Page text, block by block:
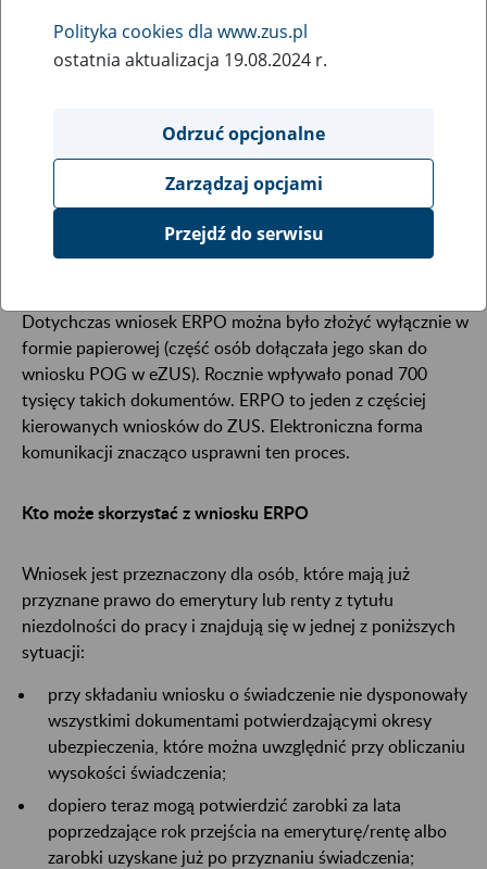
17
marca
2026
Od 13 marca 2026 r. udostępniamy w portalu eZUS
elektroniczną wersję wniosku ERPO, czyli wniosku
o ponowne obliczenie świadczenia emerytalno-
rentowego. To ważna zmiana dla setek tysięcy
emerytów i rencistów.
Dotychczas wniosek ERPO można było złożyć wyłącznie w
formie papierowej (część osób dołączała jego skan do
wniosku POG w eZUS). Rocznie wpływało ponad 700
tysięcy takich dokumentów. ERPO to jeden z częściej
kierowanych wniosków do ZUS. Elektroniczna forma
komunikacji znacząco usprawni ten proces.
Kto może skorzystać z wniosku ERPO
Wniosek jest przeznaczony dla osób, które mają już
przyznane prawo do emerytury lub renty z tytułu
niezdolności do pracy i znajdują się w jednej z poniższych
sytuacji:
przy składaniu wniosku o świadczenie nie dysponowały
wszystkimi dokumentami potwierdzającymi okresy
ubezpieczenia, które można uwzględnić przy obliczaniu
wysokości świadczenia;
dopiero teraz mogą potwierdzić zarobki za lata
poprzedzające rok przejścia na emeryturę/rentę albo
zarobki uzyskane już po przyznaniu świadczenia;
Polityka cookies dla www.zus.pl
ostatnia aktualizacja 19.08.2024 r.
Odrzuć opcjonalne
Zarządzaj opcjami
Przejdź do serwisu